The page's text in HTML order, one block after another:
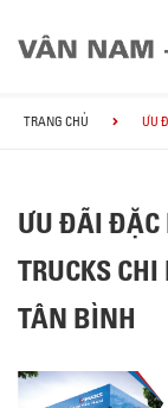
TRANG CHỦ ƯU
ƯU ĐÃI ĐẶC
TRUCKS
TÂN BÌNH